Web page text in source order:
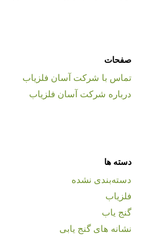
صفحات
تماس با شرکت آسان فلزیاب
درباره شرکت آسان فلزیاب
دسته ها
دسته‌بندی نشده
فلزیاب
گنج یاب
نشانه های گنج یابی